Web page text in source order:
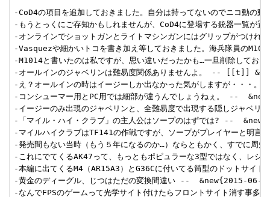
-CoD4の項目を追加しておきました。自分は持ってないのでニコ
-もうとっくにご存知かもしれませんが、CoD4に登場する銃
-オンラインでショットガンとライトマシンガンにはグリップが
-Vasquezや細かいトコを書き加え等しておきました。海兵隊員の
-M1014と書いたのは私ですが、思い違いだったかも…一旦削除
-オールインのジャベリンは難易度関係ありませんよ。 -- [[t]]
-え？オールインの時はイージーしか出なかった気がしますが・・
-コンシューマー用とPC用では細部が違うんでしょうねぇ。 --
-イージーのみ出現のジャベリンと、全難易度で出現する隠し
-「マイル・ハイ・クラブ」の主人公はソープのはずでは? --
-マイルハイクラブはTF141の作戦ですが、ソープがプレイヤー
-発売間もない当時（もう５年になるのか…）ならともかく、すで
-これにでてくるAK47って、もっともポピュラーな3型ではなく
-本編に出てくるM4（AR15A3）とG36Cに付いてる筒型のドットサ
-黄金のディーグル、じつはただの変換間違い --  &new{2015-
-なんでFPSのゲームって光学サイト付けたらフロントサイト消